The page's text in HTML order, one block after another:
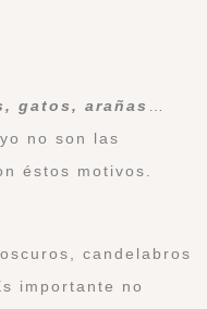
gatos, arañas
no son las
éstos motivos.
candelabros
importante no